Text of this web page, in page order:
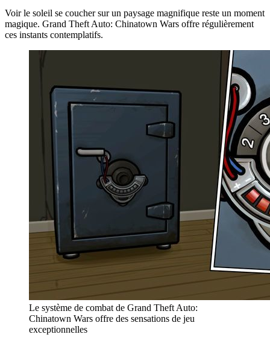
Voir le soleil se coucher sur un paysage magnifique reste un moment
magique. Grand Theft Auto: Chinatown Wars offre régulièrement
ces instants contemplatifs.
Le système de combat de Grand Theft Auto:
Chinatown Wars offre des sensations de jeu
exceptionnelles